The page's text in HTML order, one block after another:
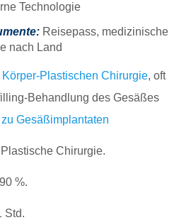
Technologie
Reisepass, medizinische
nach Land
Körper-Plastischen Chirurgie, oft
Behandlung des Gesäßes
Gesäßimplantaten
Chirurgie.
%.
Std.